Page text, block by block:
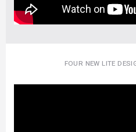
FOUR NEW LITE